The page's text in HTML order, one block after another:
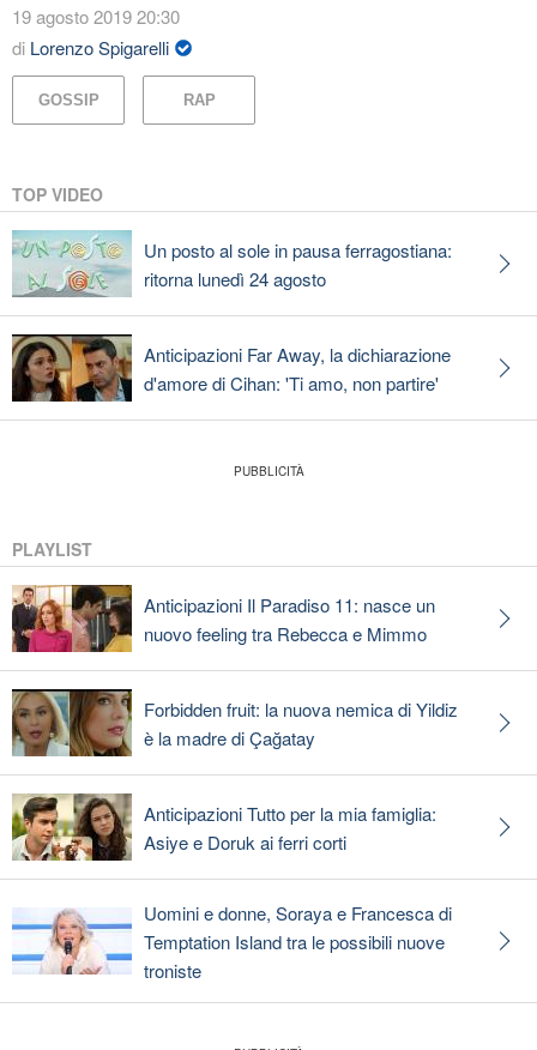
19 agosto 2019 20:30
di Lorenzo Spigarelli
GOSSIP RAP
TOP VIDEO
Un posto al sole in pausa ferragostiana:
ritorna lunedì 24 agosto
Anticipazioni Far Away, la dichiarazione
d'amore di Cihan: 'Ti amo, non partire'
PLAYLIST
Anticipazioni Il Paradiso 11: nasce un
nuovo feeling tra Rebecca e Mimmo
Forbidden fruit: la nuova nemica di Yildiz
è la madre di Çağatay
Anticipazioni Tutto per la mia famiglia:
Asiye e Doruk ai ferri corti
Uomini e donne, Soraya e Francesca di
Temptation Island tra le possibili nuove
troniste